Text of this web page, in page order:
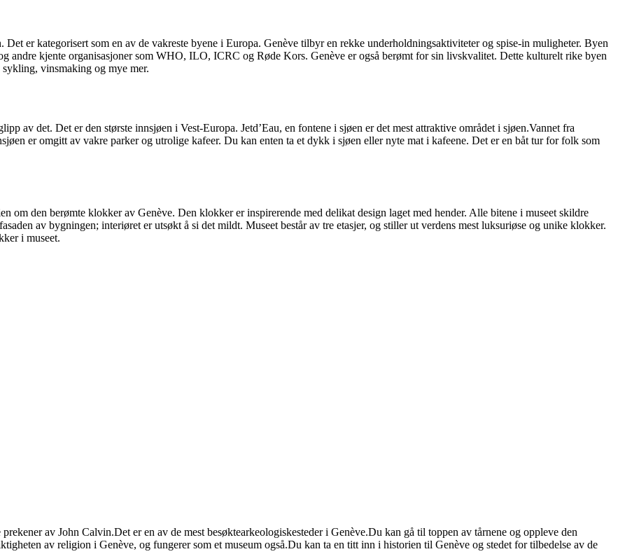
er kategorisert som en av de vakreste byene i Europa. Genève tilbyr en rekke underholdningsaktiviteter og spise-in muligheter. Byen
andre kjente organisasjoner som WHO, ILO, ICRC og Røde Kors. Genève er også berømt for sin livskvalitet. Dette kulturelt rike byen
sykling, vinsmaking og mye mer.
av det. Det er den største innsjøen i Vest-Europa. Jetd’Eau, en fontene i sjøen er det mest attraktive området i sjøen.Vannet fra
er omgitt av vakre parker og utrolige kafeer. Du kan enten ta et dykk i sjøen eller nyte mat i kafeene. Det er en båt tur for folk som
om den berømte klokker av Genève. Den klokker er inspirerende med delikat design laget med hender. Alle bitene i museet skildre
av bygningen; interiøret er utsøkt å si det mildt. Museet består av tre etasjer, og stiller ut verdens mest luksuriøse og unike klokker.
i museet.
av John Calvin.Det er en av de mest besøktearkeologiskesteder i Genève.Du kan gå til toppen av tårnene og oppleve den
av religion i Genève, og fungerer som et museum også.Du kan ta en titt inn i historien til Genève og stedet for tilbedelse av de